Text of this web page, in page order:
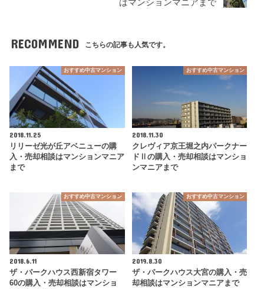
はマンションマニアまで
RECOMMEND こちらの記事も人気です。
おすすめ中古マンション
2018.11.25
リリーゼ光が丘アベニューの購
入・売却相談はマンションマニア
まで
おすすめ中古マンション
2018.11.30
クレヴィア京王堀之内パークナー
ドⅡの購入・売却相談はマンショ
ンマニアまで
おすすめ中古マンション
2018.6.11
ザ・パークハウス西新宿タワー
60の購入・売却相談はマンショ
おすすめ中古マンション
2019.8.30
ザ・パークハウス大宮の購入・売
却相談はマンションマニアまで